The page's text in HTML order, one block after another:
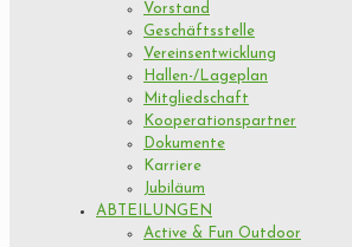
Vorstand
Geschäftsstelle
Vereinsentwicklung
Hallen-/Lageplan
Mitgliedschaft
Kooperationspartner
Dokumente
Karriere
Jubiläum
ABTEILUNGEN
Active & Fun Outdoor